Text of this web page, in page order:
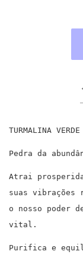
TURMALINA
Pedra da
Atrai
suas vibrações
o nosso poder
vital.
Purifica e